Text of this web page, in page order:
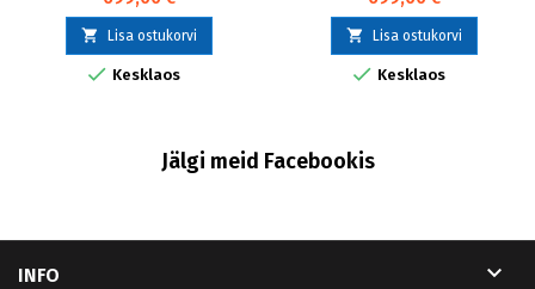
 Lisa ostukorvi
 Kesklaos
 Lisa ostukorvi
 Kesklaos
Jälgi meid Facebookis
INFO 